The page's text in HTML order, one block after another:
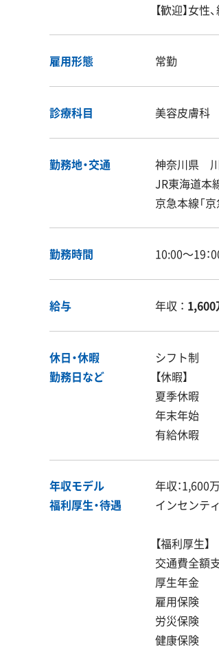
【歓迎】女
雇用形態 常勤
診療科目 美容皮膚科
勤務地・交通
神奈川県
JR東海道本
京急本線「
勤務時間 10:00〜19：
給与 年収 ： 1,600
休日・休暇
勤務日など
シフト制
【休暇】
夏季休暇
年末年始
有給休暇
年収モデル
福利厚生・待遇
年収：1,600
インセンテ
【福利厚生】
交通費全額
厚生年金
雇用保険
労災保険
健